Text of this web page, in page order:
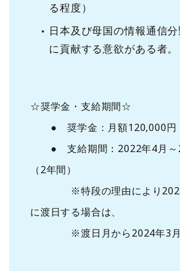
る程度）
日本及び母国の情報通信
に貢献する意欲がある者。
☆奨学金・支給期間☆
● 奨学金：月額120,000円
● 支給期間：2022年4月～
（2年間）
※特段の理由により2022
に渡日する場合は、
※渡日月から2024年3月